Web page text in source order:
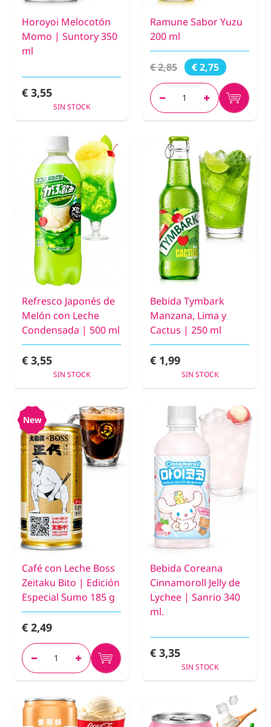
Horoyoi Melocotón
Momo | Suntory 350
ml
€ 3,55
SIN STOCK
Ramune Sabor Yuzu
200 ml
€ 2,85 € 2,75
Refresco Japonés de
Melón con Leche
Condensada | 500 ml
€ 3,55
SIN STOCK
Bebida Tymbark
Manzana, Lima y
Cactus | 250 ml
€ 1,99
SIN STOCK
New
Café con Leche Boss
Zeitaku Bito | Edición
Especial Sumo 185 g
€ 2,49
Bebida Coreana
Cinnamoroll Jelly de
Lychee | Sanrio 340
ml.
€ 3,35
SIN STOCK